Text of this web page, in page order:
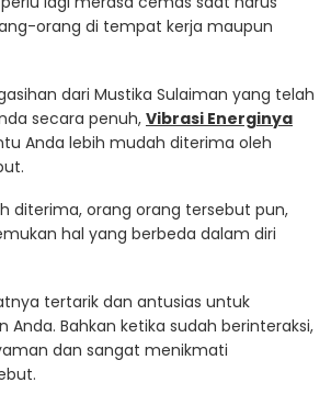
orang di tempat kerja maupun
dari Mustika Sulaiman yang telah
secara penuh, Vibrasi Energinya
Anda lebih mudah diterima oleh
diterima, orang orang tersebut pun,
hal yang berbeda dalam diri
tertarik dan antusias untuk
Anda. Bahkan ketika sudah berinteraksi,
dan sangat menikmati